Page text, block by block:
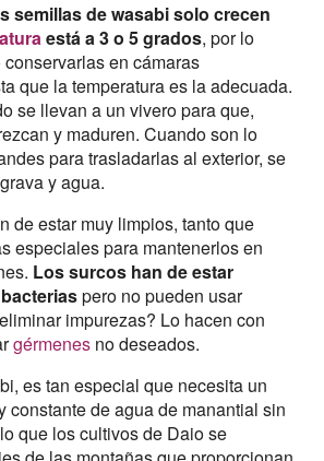
semillas de wasabi solo crecen
está a 3 o 5 grados, por lo
en cámaras
que la temperatura es la adecuada.
se llevan a un vivero para que,
y maduren. Cuando son lo
para trasladarlas al exterior, se
y agua.
de estar muy limpios, tanto que
especiales para mantenerlos en
Los surcos han de estar
pero no pueden usar
impurezas? Lo hacen con
gérmenesno deseados.
es tan especial que necesita un
constante de agua de manantial sin
que los cultivos de Daio se